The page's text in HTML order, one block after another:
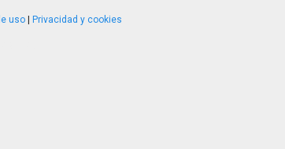
uso Privacidad y cookies